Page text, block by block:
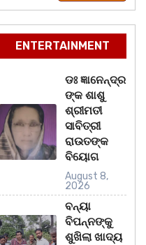
ENTERTAINMENT
ଡଃ ଜ୍ଞାନେନ୍ଦ୍ର
ଙ୍କ ଶାଶୁ
ଶ୍ରୀମତୀ
ସାବିତ୍ରୀ
ରାଉତଙ୍କ
ବିୟୋଗ
August 8,
2026
ବନ୍ୟା
ବିପନ୍ନଙ୍କୁ
ଶୁଖିଲା ଖାଦ୍ୟ